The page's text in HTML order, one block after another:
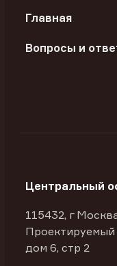
Главная
Вопросы и
Центральный
115432, г
Проектируемый
дом 6, стр 2